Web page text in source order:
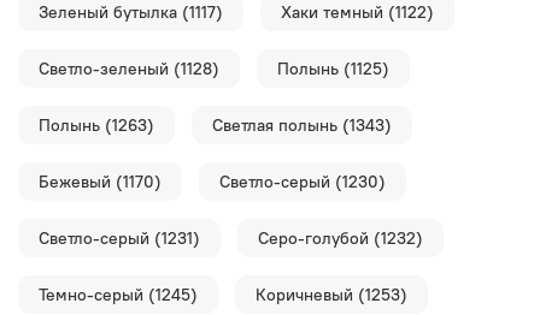
Зеленый бутылка (1117) Хаки темный (1122)
Светло-зеленый (1128) Полынь (1125)
Полынь (1263) Светлая полынь (1343)
Бежевый (1170) Светло-серый (1230)
Светло-серый (1231) Серо-голубой (1232)
Темно-серый (1245) Коричневый (1253)